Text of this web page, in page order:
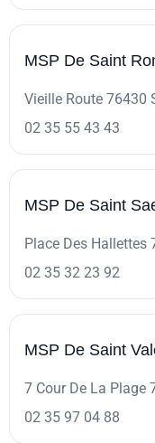
MSP De Saint
Vieille Route 76430
02 35 55 43 43
MSP De Saint
Place Des Hallettes
02 35 32 23 92
MSP De Saint
7 Cour De La Plage
02 35 97 04 88